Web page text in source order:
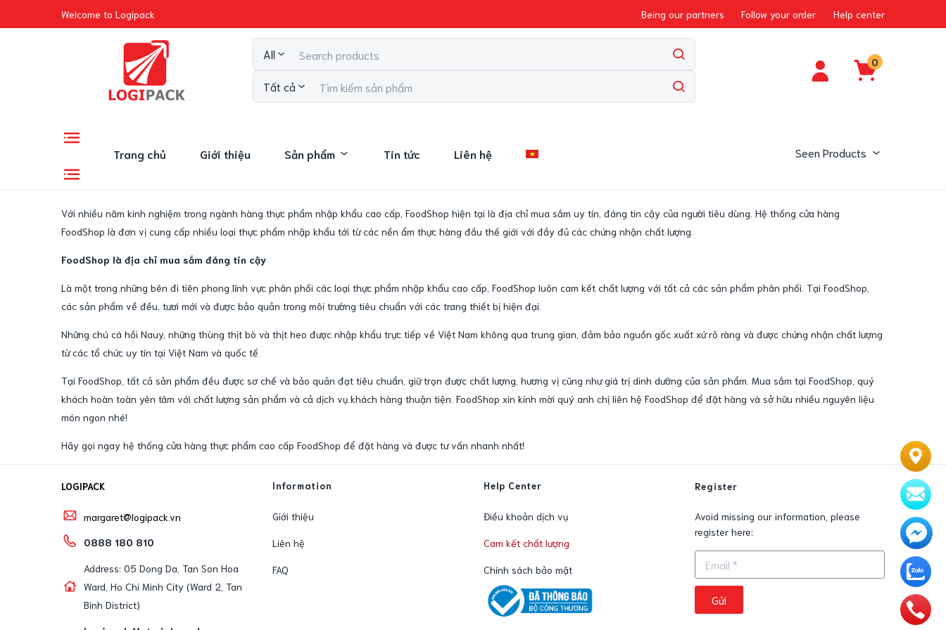
Welcome to Logipack Being our partners Follow your order Help center
All
Tất cả
0
Trang chủ Giới thiệu Sản phẩm Tin tức Liên hệ Seen Products
Với nhiều năm kinh nghiệm trong ngành hàng thực phẩm nhập khẩu cao cấp, FoodShop hiện tại là địa chỉ mua sắm uy tín, đáng tin cậy của người tiêu dùng. Hệ thống cửa hàng
FoodShop là đơn vị cung cấp nhiều loại thực phẩm nhập khẩu tới từ các nền ẩm thực hàng đầu thế giới với đầy đủ các chứng nhận chất lượng.
FoodShop là địa chỉ mua sắm đáng tin cậy
Là một trong những bên đi tiên phong lĩnh vực phân phối các loại thực phẩm nhập khẩu cao cấp, FoodShop luôn cam kết chất lượng với tất cả các sản phẩm phân phối. Tại FoodShop,
các sản phẩm về đều, tươi mới và được bảo quản trong môi trường tiêu chuẩn với các trang thiết bị hiện đại.
Những chú cá hồi Nauy, những thùng thịt bò và thịt heo được nhập khẩu trực tiếp về Việt Nam không qua trung gian, đảm bảo nguồn gốc xuất xứ rõ ràng và được chứng nhận chất lượng
từ các tổ chức uy tín tại Việt Nam và quốc tế.
Tại FoodShop, tất cả sản phẩm đều được sơ chế và bảo quản đạt tiêu chuẩn, giữ trọn được chất lượng, hương vị cũng như giá trị dinh dưỡng của sản phẩm. Mua sắm tại FoodShop, quý
khách hoàn toàn yên tâm với chất lượng sản phẩm và cả dịch vụ khách hàng thuận tiện. FoodShop xin kính mời quý anh chị liên hệ FoodShop để đặt hàng và sở hữu nhiều nguyên liệu
món ngon nhé!
Hãy gọi ngay hệ thống cửa hàng thực phẩm cao cấp FoodShop để đặt hàng và được tư vấn nhanh nhất!
LOGIPACK
margaret@logipack.vn
0888 180 810
Address: 05 Dong Da, Tan Son Hoa
Ward, Ho Chi Minh City (Ward 2, Tan
Binh District)
Information
Giới thiệu
Liên hệ
FAQ
Help Center
Điều khoản dịch vụ
Cam kết chất lượng
Chính sách bảo mật
Register
Avoid missing our information, please
register here:
Gửi